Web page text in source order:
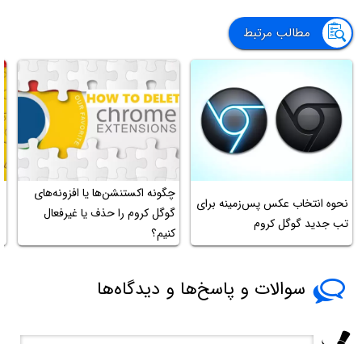
مطالب مرتبط
نحوه انتخاب عکس پس‌زمینه برای
تب جدید گوگل کروم
چگونه اکستنشن‌ها یا افزونه‌های
گوگل کروم را حذف یا غیرفعال
کنیم؟
سوالات و پاسخ‌ها و دیدگاه‌ها